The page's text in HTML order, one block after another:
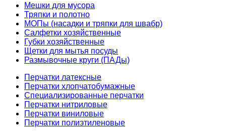
Мешки для мусора
Тряпки и полотно
МОПы (насадки и тряпки для швабр)
Салфетки хозяйственные
Губки хозяйственные
Щетки для мытья посуды
Размывочные круги (ПАДы)
Перчатки латексные
Перчатки хлопчатобумажные
Специализированные перчатки
Перчатки нитриловые
Перчатки виниловые
Перчатки полиэтиленовые